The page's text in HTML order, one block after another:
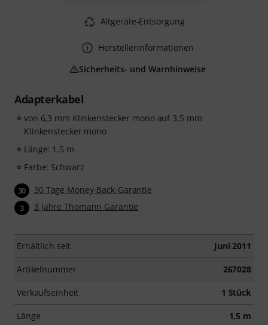
Adapterkabel
von 6,3 mm Klinkenstecker mono auf 3,5 mm
Klinkenstecker mono
Länge: 1.5 m
Farbe: Schwarz
30 30 Tage Money-Back-Garantie
3 3 Jahre Thomann Garantie
Erhältlich seit Juni 2011
Artikelnummer 267028
Verkaufseinheit 1 Stück
Länge 1,5 m
Altgeräte-Entsorgung
Herstellerinformationen
Sicherheits- und Warnhinweise